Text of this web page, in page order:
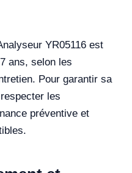
YR05116 est
ans, selon les
Pour garantir sa
les
préventive et